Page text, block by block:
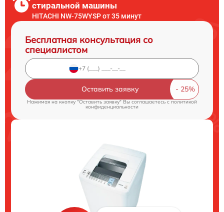
стиральной машины
HITACHI NW-75WYSP от 35 минут
Бесплатная консультация со
специалистом
Оставить заявку
Нажимая на кнопку "Оставить заявку" Вы соглашаетесь cполитикой
конфиденциальности